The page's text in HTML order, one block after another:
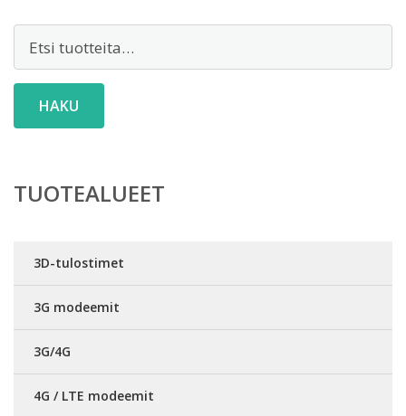
HAKU
TUOTEALUEET
3D-tulostimet
3G modeemit
3G/4G
4G / LTE modeemit